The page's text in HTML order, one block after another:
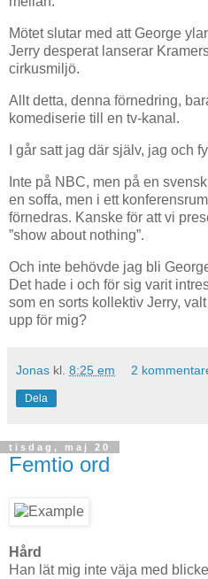
Mötet slutar med att George
Jerry desperat lanserar
cirkusmiljö.
Allt detta, denna förnedring,
komediserie till en tv-kanal.
I går satt jag där själv, jag och
Inte på NBC, men på en
en soffa, men i ett
förnedras. Kanske för att vi
”show about nothing”.
Och inte behövde jag bli
Det hade i och för sig varit
som en sorts kollektiv Jerry,
upp för mig?
Jonas kl. 8:25 em 2
Dela
tisdag, maj 20
Femtio ord
Hård
Han lät mig inte väja med